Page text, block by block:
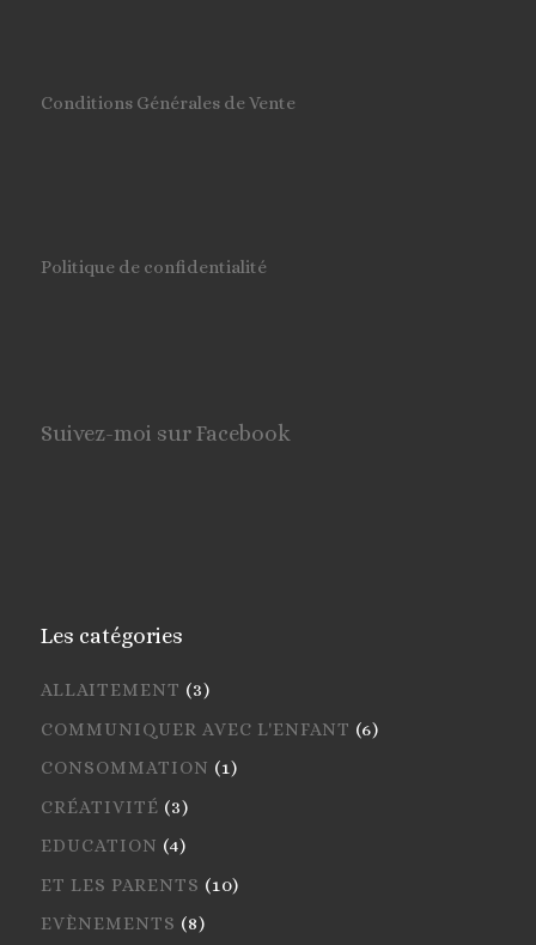
Conditions Générales de Vente
Politique de confidentialité
Suivez-moi sur Facebook
Les catégories
ALLAITEMENT (3)
COMMUNIQUER AVEC L'ENFANT (6)
CONSOMMATION (1)
CRÉATIVITÉ (3)
EDUCATION (4)
ET LES PARENTS (10)
EVÈNEMENTS (8)